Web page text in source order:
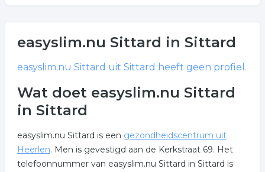
easyslim.nu Sittard in Sittard
easyslim.nu Sittard uit Sittard heeft geen profiel.
Wat doet easyslim.nu Sittard
in Sittard
easyslim.nu Sittard is een gezondheidscentrum uit
Heerlen. Men is gevestigd aan de Kerkstraat 69. Het
telefoonnummer van easyslim.nu Sittard in Sittard is